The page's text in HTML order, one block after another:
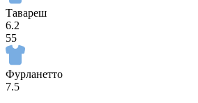
Тавареш
6.2
55
Фурланетто
7.5